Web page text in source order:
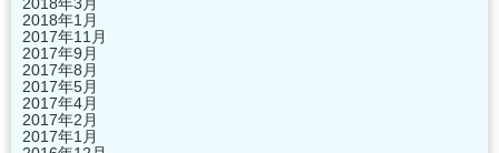
2018年1月
2017年11月
2017年9月
2017年8月
2017年5月
2017年4月
2017年2月
2017年1月